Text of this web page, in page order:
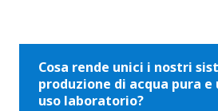
Cosa rende unici i nostri
produzione di acqua pura
uso laboratorio?